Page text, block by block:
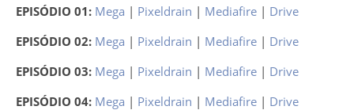
EPISÓDIO 01: Mega | Pixeldrain | Mediafire | Drive
EPISÓDIO 02: Mega | Pixeldrain | Mediafire | Drive
EPISÓDIO 03: Mega | Pixeldrain | Mediafire | Drive
EPISÓDIO 04: Mega | Pixeldrain | Mediafire | Drive